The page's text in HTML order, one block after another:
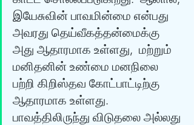
இயேசுவின் பாவமின்மை என்பது
அவரது தெய்வீகத்தன்மைக்கு
அது ஆதாரமாக உள்ளது,  மற்றும்
ம‌னிதனின் உண்மை மனநிலை
பற்றி கிறிஸ்தவ கோட்பாட்டிற்கு
ஆதாரமாக உள்ளது.
பாவ‌த்திலிருந்து விடுத‌லை அல்ல‌து